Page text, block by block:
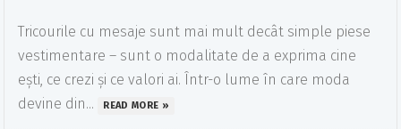
Tricourile cu mesaje sunt mai mult decât simple piese
vestimentare – sunt o modalitate de a exprima cine
ești, ce crezi și ce valori ai. Într-o lume în care moda
devine din...
READ MORE »